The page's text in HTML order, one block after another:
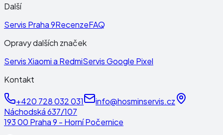
Další
Servis Praha 9RecenzeFAQ
Opravy dalších značek
Servis Xiaomi a RedmiServis Google Pixel
Kontakt
+420 728 032 031
info@hosminservis.cz
Náchodská 637/107
193 00 Praha 9 - Horní Počernice